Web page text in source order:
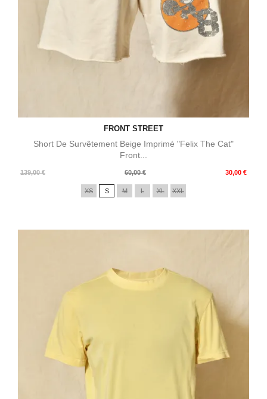
FRONT STREET
Short De Survêtement Beige Imprimé "Felix The Cat"
Front...
139,00 €
Prix
60,00 € 30,00 €
Prix
XS S M L XL XXL